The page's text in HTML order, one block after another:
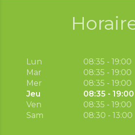
Lun
08:35 - 19:00
Mar
08:35 - 19:00
Mer
08:35 - 19:00
Jeu
08:35 - 19:00
Ven
08:35 - 19:00
Sam
08:30 - 13:00